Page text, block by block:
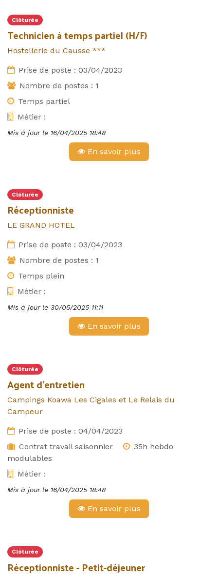
Clôturée
Technicien à temps partiel (H/F)
Hostellerie du Causse ***
Prise de poste : 03/04/2023
Nombre de postes : 1
Temps partiel
Métier :
Mis à jour le 16/04/2025 18:48
En savoir plus
Clôturée
Réceptionniste
LE GRAND HOTEL
Prise de poste : 03/04/2023
Nombre de postes : 1
Temps plein
Métier :
Mis à jour le 30/05/2025 11:11
En savoir plus
Clôturée
Agent d'entretien
Campings Koawa Les Cigales et Le Relais du
Campeur
Prise de poste : 04/04/2023
Contrat travail saisonnier
35h hebdo
modulables
Métier :
Mis à jour le 16/04/2025 18:48
En savoir plus
Clôturée
Réceptionniste - Petit-déjeuner